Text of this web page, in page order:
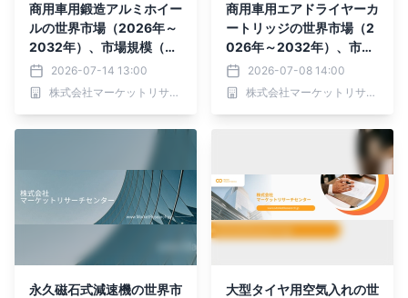
商用車用鍛造アルミホイー
ルの世界市場（2026年～
2032年）、市場規模（2
2.5インチ、19.5インチ、
24.5インチ、その他）・
分析レポートを発表
2026-07-14 13:00
株式会社マーケットリサーチセンター
商用車用エアドライヤーカ
ートリッジの世界市場（2
026年～2032年）、市場
規模（通常タイプ、オイル
フィルタータイプ）・分析
レポートを発表
2026-07-08 14:00
株式会社マーケットリサーチセンター
永久磁石式減速機の世界市
大型タイヤ用空気入れの世